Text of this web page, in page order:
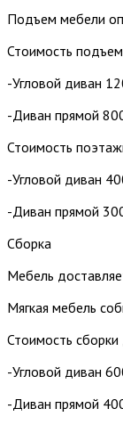
Подъем мебели
Стоимость
-Угловой диван
-Диван прямой
Стоимость
-Угловой диван
-Диван прямой
Сборка
Мебель
Мягкая мебель
Стоимость сборки
-Угловой диван
-Диван прямой